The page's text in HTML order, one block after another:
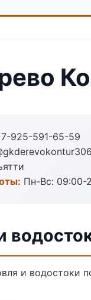
925-591-65-59
Пн-Вс: 09:00-
и водостоки